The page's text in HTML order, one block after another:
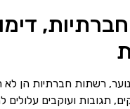
נוער, רשתות חברתיות הן לא
תגובות ועוקבים